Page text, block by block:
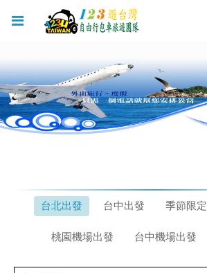
台北出發 台中出發 季節限定
桃園機場出發 台中機場出發